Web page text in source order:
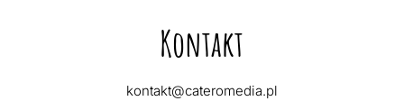
Kontakt
kontakt@cateromedia.pl